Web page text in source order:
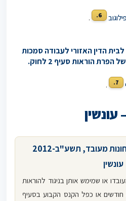
6.
.
סעיף 3 לחוק לבית הדין האזורי לעבודה סמכות
הוראות סעיף 2 לחוק.
7.
.
מעובד, תשע"ב-2012
עונשין
או שמימש אותן בניגוד להוראות
חודשים או כפל הקנס הקבוע בסעיף